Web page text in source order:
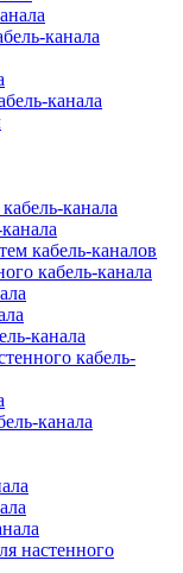
канала
канала
канала
кабель-каналов
кабель-канала
канала
кабель-
канала
настенного